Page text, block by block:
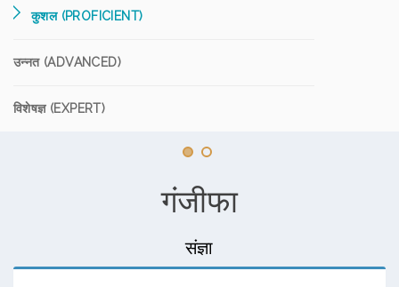
कुशल (PROFICIENT)
उन्नत (ADVANCED)
विशेषज्ञ (EXPERT)
गंजीफा
संज्ञा